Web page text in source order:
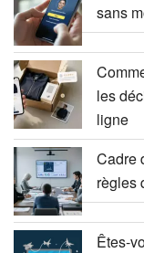
sans
les
ligne
Cadre
règles
Êtes-